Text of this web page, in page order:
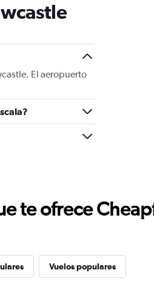
El aeropuerto
te ofrece
Vuelos populares